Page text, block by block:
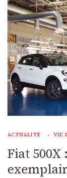
ACTUALITÉ VIE
Fiat 500X